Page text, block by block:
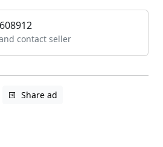
contact seller
Share ad